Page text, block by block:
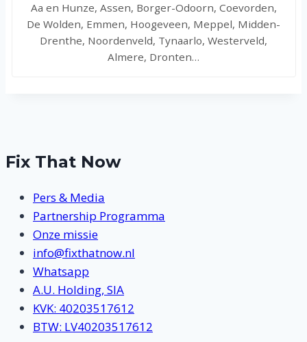
Aa en Hunze, Assen, Borger-Odoorn, Coevorden,
De Wolden, Emmen, Hoogeveen, Meppel, Midden-
Drenthe, Noordenveld, Tynaarlo, Westerveld,
Almere, Dronten…
Fix That Now
Pers & Media
Partnership Programma
Onze missie
info@fixthatnow.nl
Whatsapp
A.U. Holding, SIA
KVK: 40203517612
BTW: LV40203517612